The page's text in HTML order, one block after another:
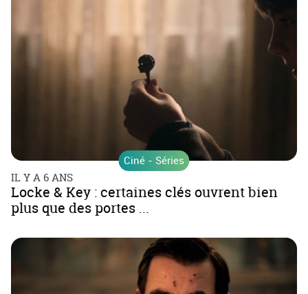
Ciné - Séries
IL Y A 6 ANS
Locke & Key : certaines clés ouvrent bien
plus que des portes ...